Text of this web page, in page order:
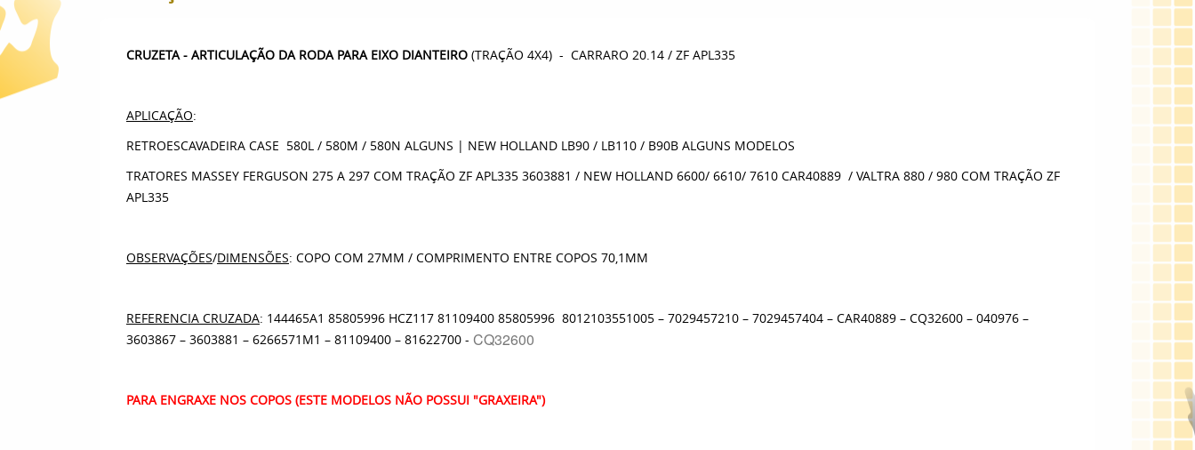
CRUZETA - ARTICULAÇÃO DA RODA PARA EIXO DIANTEIRO (TRAÇÃO 4X4) - CARRARO 20.14 / ZF APL335
APLICAÇÃO:
RETROESCAVADEIRA CASE 580L / 580M / 580N ALGUNS | NEW HOLLAND LB90 / LB110 / B90B ALGUNS MODELOS
TRATORES MASSEY FERGUSON 275 A 297 COM TRAÇÃO ZF APL335 3603881 / NEW HOLLAND 6600/ 6610/ 7610 CAR40889 / VALTRA 880 / 980 COM TRAÇÃO ZF
APL335
OBSERVAÇÕES/DIMENSÕES: COPO COM 27MM / COMPRIMENTO ENTRE COPOS 70,1MM
REFERENCIA CRUZADA: 144465A1 85805996 HCZ117 81109400 85805996 8012103551005 – 7029457210 – 7029457404 – CAR40889 – CQ32600 – 040976 –
3603867 – 3603881 – 6266571M1 – 81109400 – 81622700 - CQ32600
PARA ENGRAXE NOS COPOS (ESTE MODELOS NÃO POSSUI "GRAXEIRA")